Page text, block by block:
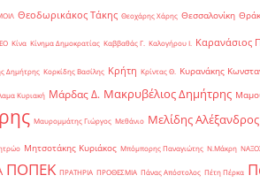
Θεοδωρικάκος Τάκης Θεοχάρης Χάρης Θεσσαλονίκη
Κίνα Κίνημα Δημοκρατίας Καββαθάς Γ. Καλογήρου Ι. Καρανάσιος
Δημήτρης Κορκίδης Βασίλης Κρήτη Κρίντας Θ. Κυρανάκης
Κυριακή Μάρδας Δ. Μακρυβέλιος Δημήτρης
Μαυρομμάτης Γιώργος Μεθάνιο Μελίδης Αλέξανδρος
Μητσοτάκης Κυριάκος Μπόμπορης Παναγιώτης Ν.Μάκρη
ΠΟΠΕΚ ΠΡΑΤΗΡΙΑ ΠΡΟΘΕΣΜΙΑ Πάνας Απόστολος Πέτη Πέρκα